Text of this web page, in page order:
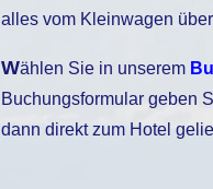
alles vom Kleinwagen
Wählen Sie in unserem
Buchungsformular geben
dann direkt zum Hotel